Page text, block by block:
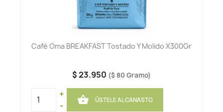
Café Oma BREAKFAST Tostado Y Molido X300Gr
$ 23.950 ($ 80 Gramo)
+
-
 ÚSTELE AL CANASTO